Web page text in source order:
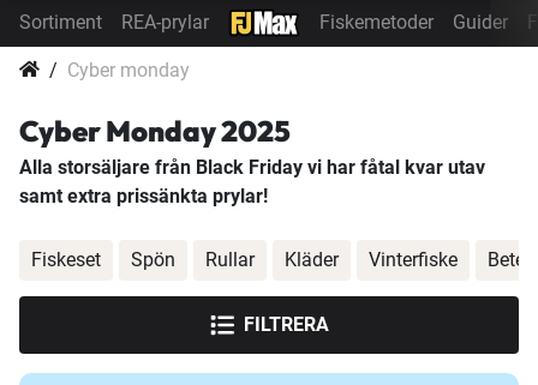
Sortiment REA-prylar Fiskemetoder Guider
Cyber monday
Cyber Monday 2025
Alla storsäljare från Black Friday vi har fåtal kvar utav
samt extra prissänkta prylar!
Fiskeset Spön Rullar Kläder Vinterfiske Beten
FILTRERA